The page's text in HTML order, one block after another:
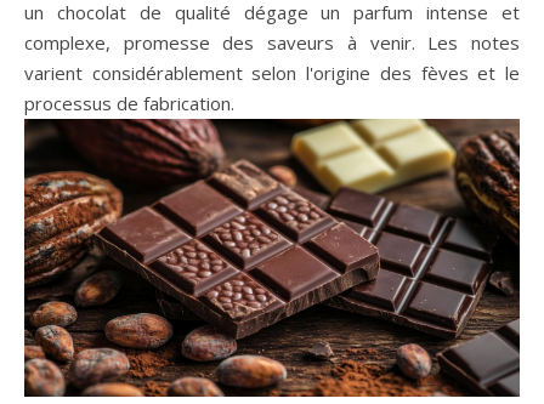
un chocolat de qualité dégage un parfum intense et
complexe, promesse des saveurs à venir. Les notes
varient considérablement selon l'origine des fèves et le
processus de fabrication.